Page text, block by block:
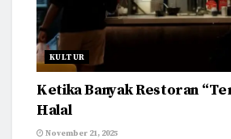
KULTUR
Ketika Banyak Restoran
Halal
November 21, 2025